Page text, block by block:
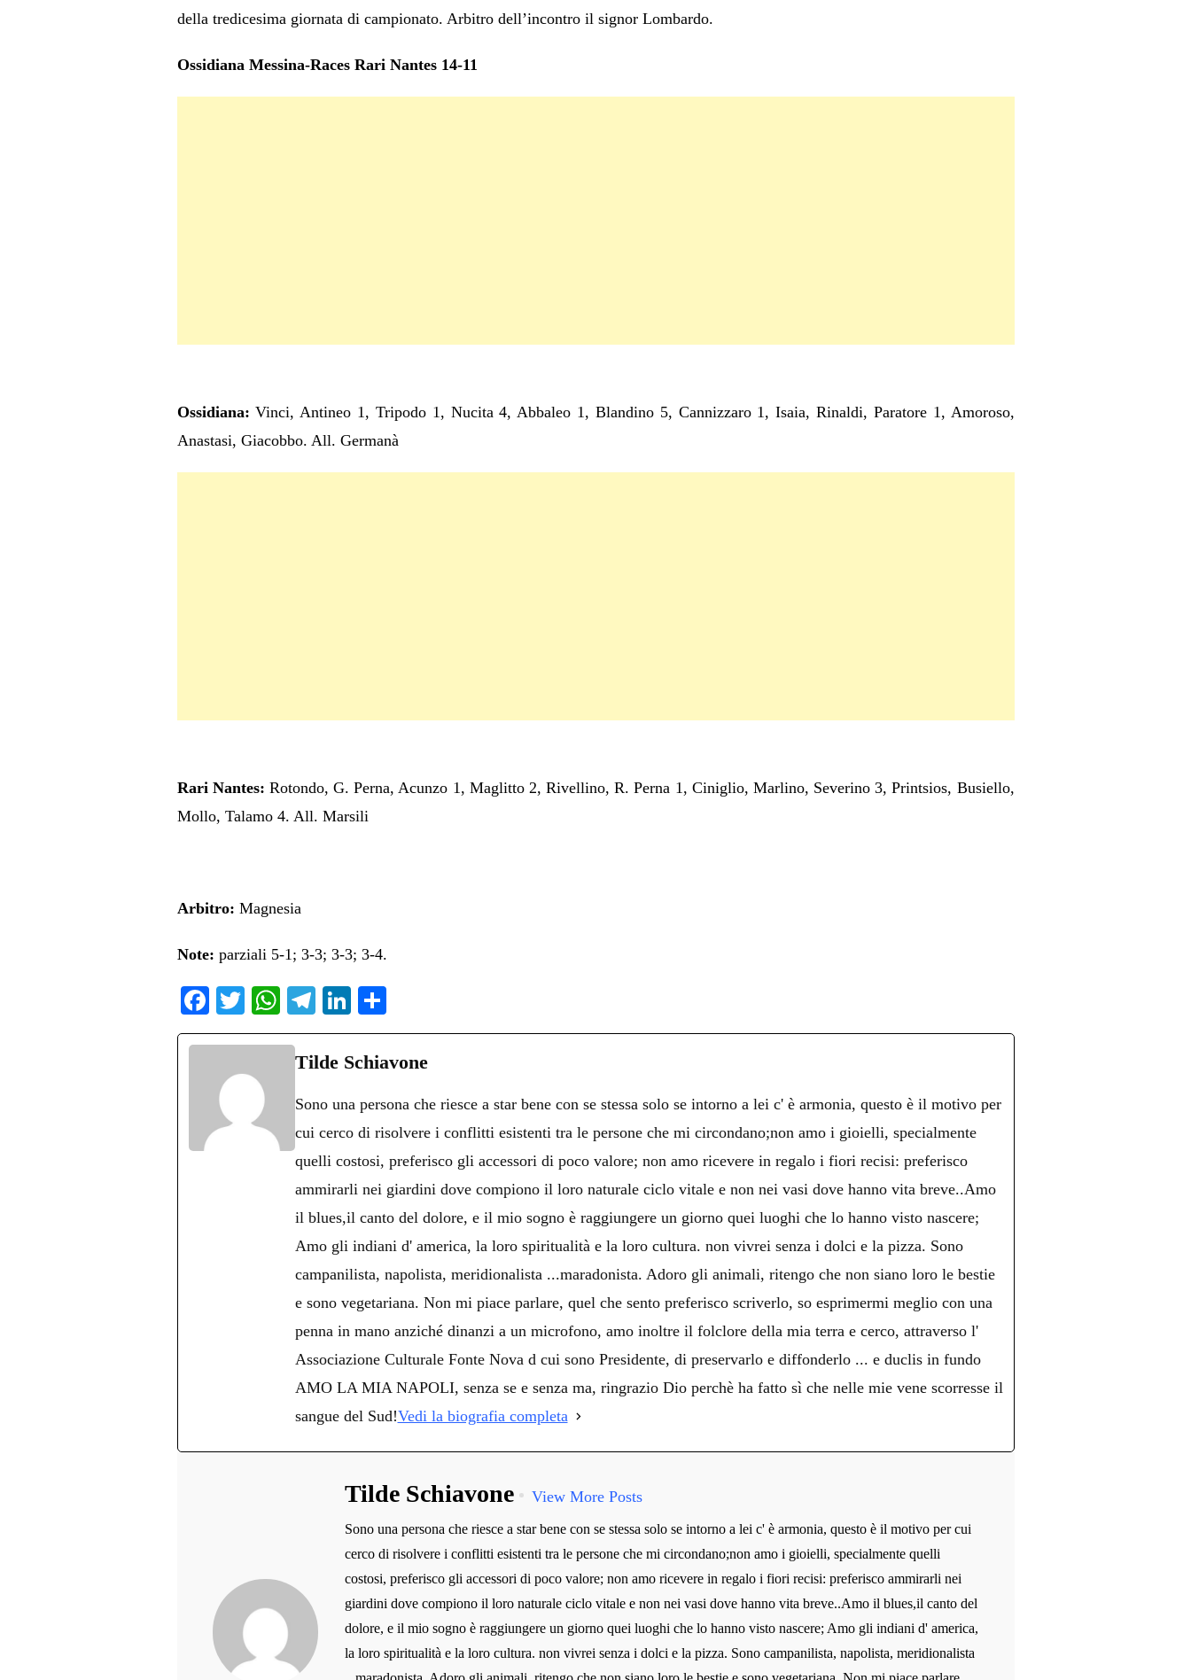
della tredicesima giornata di campionato. Arbitro dell’incontro il signor Lombardo.
Ossidiana Messina-Races Rari Nantes 14-11
Ossidiana:Vinci, Antineo 1, Tripodo 1, Nucita 4, Abbaleo 1, Blandino 5, Cannizzaro 1, Isaia, Rinaldi, Paratore 1, Amoroso,
Anastasi, Giacobbo. All. Germanà
Rari Nantes: Rotondo, G. Perna, Acunzo 1, Maglitto 2, Rivellino, R. Perna 1, Ciniglio, Marlino, Severino 3, Printsios, Busiello,
Mollo, Talamo 4. All. Marsili
Arbitro: Magnesia
Note: parziali 5-1; 3-3; 3-3; 3-4.
Fa
ce
ok
T
wi
r
W
ha
ts
pp
Te
le
gr
m
Li
nk
ed
on
di
di
Tilde Schiavone
Sono una persona che riesce a star bene con se stessa solo se intorno a lei c' è armonia, questo è il motivo per
cui cerco di risolvere i conflitti esistenti tra le persone che mi circondano;non amo i gioielli, specialmente
quelli costosi, preferisco gli accessori di poco valore; non amo ricevere in regalo i fiori recisi: preferisco
ammirarli nei giardini dove compiono il loro naturale ciclo vitale e non nei vasi dove hanno vita breve..Amo
il blues,il canto del dolore, e il mio sogno è raggiungere un giorno quei luoghi che lo hanno visto nascere;
Amo gli indiani d' america, la loro spiritualità e la loro cultura. non vivrei senza i dolci e la pizza. Sono
campanilista, napolista, meridionalista ...maradonista. Adoro gli animali, ritengo che non siano loro le bestie
e sono vegetariana. Non mi piace parlare, quel che sento preferisco scriverlo, so esprimermi meglio con una
penna in mano anziché dinanzi a un microfono, amo inoltre il folclore della mia terra e cerco, attraverso l'
Associazione Culturale Fonte Nova d cui sono Presidente, di preservarlo e diffonderlo ... e duclis in fundo
AMO LA MIA NAPOLI, senza se e senza ma, ringrazio Dio perchè ha fatto sì che nelle mie vene scorresse il
sangue del Sud!Vedi la biografia completa
Tilde Schiavone View More Posts
Sono una persona che riesce a star bene con se stessa solo se intorno a lei c' è armonia, questo è il motivo per cui
cerco di risolvere i conflitti esistenti tra le persone che mi circondano;non amo i gioielli, specialmente quelli
costosi, preferisco gli accessori di poco valore; non amo ricevere in regalo i fiori recisi: preferisco ammirarli nei
giardini dove compiono il loro naturale ciclo vitale e non nei vasi dove hanno vita breve..Amo il blues,il canto del
dolore, e il mio sogno è raggiungere un giorno quei luoghi che lo hanno visto nascere; Amo gli indiani d' america,
la loro spiritualità e la loro cultura. non vivrei senza i dolci e la pizza. Sono campanilista, napolista, meridionalista